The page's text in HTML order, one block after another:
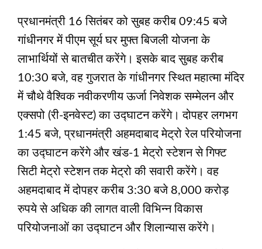
प्रधानमंत्री 16 सितंबर को सुबह करीब 09:45 बजे
गांधीनगर में पीएम सूर्य घर मुफ्त बिजली योजना के
लाभार्थियों से बातचीत करेंगे। इसके बाद सुबह करीब
10:30 बजे, वह गुजरात के गांधीनगर स्थित महात्मा मंदिर
में चौथे वैश्विक नवीकरणीय ऊर्जा निवेशक सम्मेलन और
एक्सपो (री-इनवेस्ट) का उद्घाटन करेंगे। दोपहर लगभग
1:45 बजे, प्रधानमंत्री अहमदाबाद मेट्रो रेल परियोजना
का उद्घाटन करेंगे और खंड-1 मेट्रो स्टेशन से गिफ्ट
सिटी मेट्रो स्टेशन तक मेट्रो की सवारी करेंगे। वह
अहमदाबाद में दोपहर करीब 3:30 बजे 8,000 करोड़
रुपये से अधिक की लागत वाली विभिन्न विकास
परियोजनाओं का उद्घाटन और शिलान्यास करेंगे।